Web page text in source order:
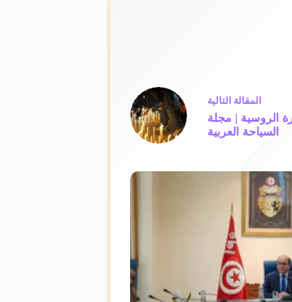
المقالة التالية
الروسية | مجلة
السياحة العربية